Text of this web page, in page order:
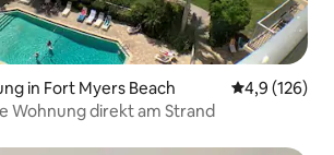
in Fort Myers Beach
4,9 (126)
Wohnung direkt am Strand